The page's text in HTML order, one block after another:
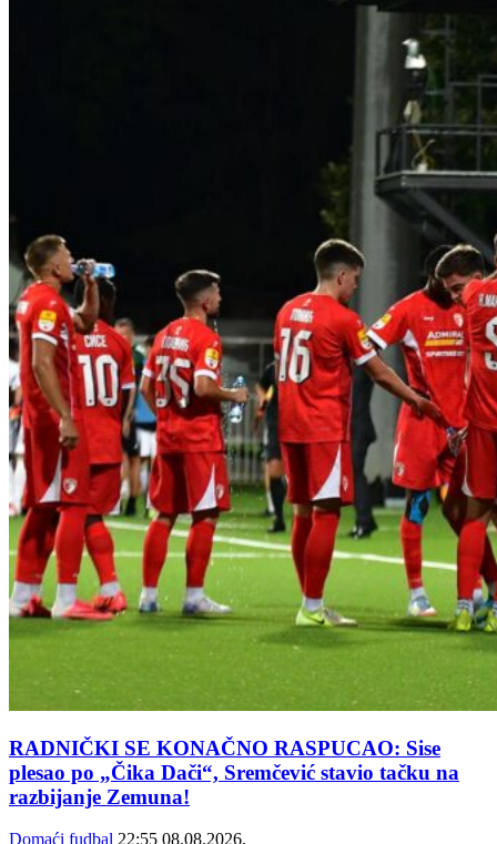
RADNIČKI SE KONAČNO RASPUCAO: Sise
plesao po „Čika Dači“, Sremčević stavio tačku na
razbijanje Zemuna!
Domaći fudbal 22:55 08.08.2026.